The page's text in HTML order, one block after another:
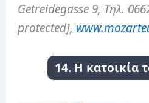
Getreidegasse 9, Τηλ.
protected],
14. Η κατοικία